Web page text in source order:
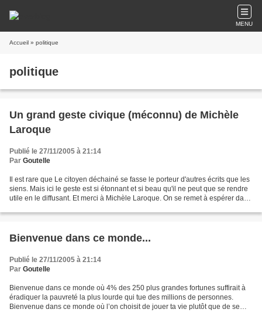
MENU
Accueil » politique
politique
Un grand geste civique (méconnu) de Michèle
Laroque
Publié le 27/11/2005 à 21:14
Par Goutelle
Il est rare que Le citoyen déchainé se fasse le porteur d'autres écrits que les
siens. Mais ici le geste est si étonnant et si beau qu'il ne peut que se rendre
utile en le diffusant. Et merci à Michèle Laroque. On se remet à espérer dans
Bienvenue dans ce monde...
Publié le 27/11/2005 à 21:14
Par Goutelle
Bienvenue dans ce monde où 4% des 250 plus grandes fortunes suffirait à
éradiquer la pauvreté la plus lourde qui tue des millions de personnes.
Bienvenue dans ce monde où l’on choisit de jouer ta vie plutôt que de se